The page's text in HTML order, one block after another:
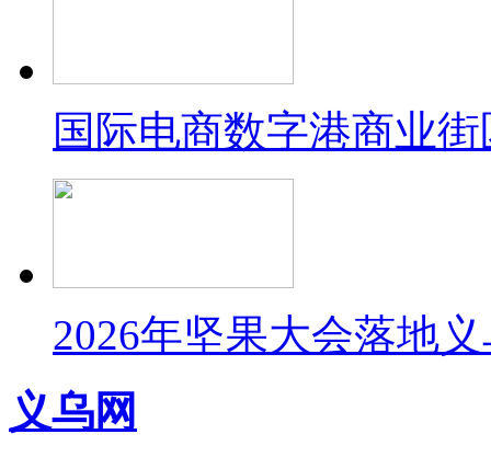
国际电商数字港商业
2026年坚果大会落地
义乌网